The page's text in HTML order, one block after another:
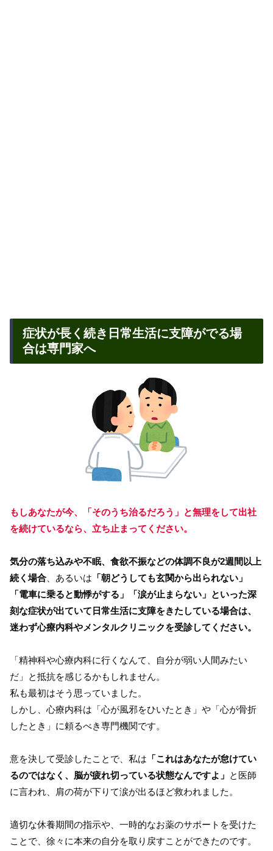
症状が長く続き日常生活に支障がでる場
合は専門家へ
もしあなたが今、「そのうち治るだろう」と無理をして出社
を続けているなら、立ち止まってください。
気分の落ち込みや不眠、食欲不振などの体調不良が2週間以上
続く場合 、あるいは 「朝どうしても玄関から出られない」
「電車に乗ると動悸がする」「涙が止まらない」といった深
刻な症状が出ていて日常生活に支障をきたしている場合は、
迷わず心療内科やメンタルクリニックを受診してください。
「精神科や心療内科に行くなんて、自分が弱い人間みたい
だ」と抵抗を感じるかもしれません。
私も最初はそう思っていました。
しかし、心療内科は「心が風邪をひいたとき」や「心が骨折
したとき」に頼るべき専門機関です。
意を決して受診したことで、私は 「これはあなたが怠けてい
るのではなく、脳が疲れ切っている状態なんですよ」 と医師
に言われ、肩の荷が下りて涙が出るほど救われました。
適切な休養期間の指示や、一時的なお薬のサポートを受けた
ことで、徐々に本来の自分を取り戻すことができたのです。